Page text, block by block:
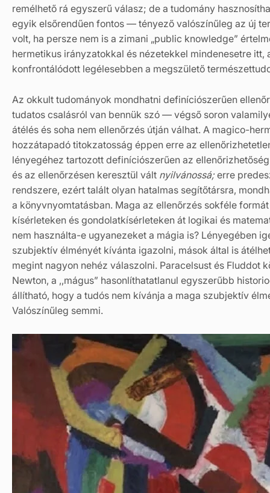
remélhető rá egyszerű válasz; de a tudomány
egyik elsőrendűen fontos — tényező valószínűleg az új
volt, ha persze nem is a zimani „public knowledge”
hermetikus irányzatokkal és nézetekkel mindenesetre
konfrontálódott legélesebben a megszülető
Az okkult tudományok mondhatni definíciószerűen
tudatos csalásról van bennük szó — végső soron
átélés és soha nem ellenőrzés útján válhat. A magico-
hozzátapadó titokzatosság éppen erre az
lényegéhez tartozott definíciószerűen az
és az ellenőrzésen keresztül vált nyilvánossá;erre
rendszere, ezért talált olyan hatalmas segítőtársra,
a könyvnyomtatásban. Maga az ellenőrzés sokféle
kísérleteken és gondolatkísérleteken át logikai és
nem használta-e ugyanezeket a mágia is? Lényegében
szubjektív élményét kívánta igazolni, mások által is
megint nagyon nehéz válaszolni. Paracelsust és Fluddot
Newton, a ,,mágus” hasonlíthatatlanul egyszerűbb
állítható, hogy a tudós nem kívánja a maga szubjektív
Valószínűleg semmi.